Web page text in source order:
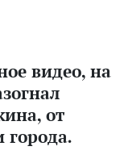
видео, на
от
города.